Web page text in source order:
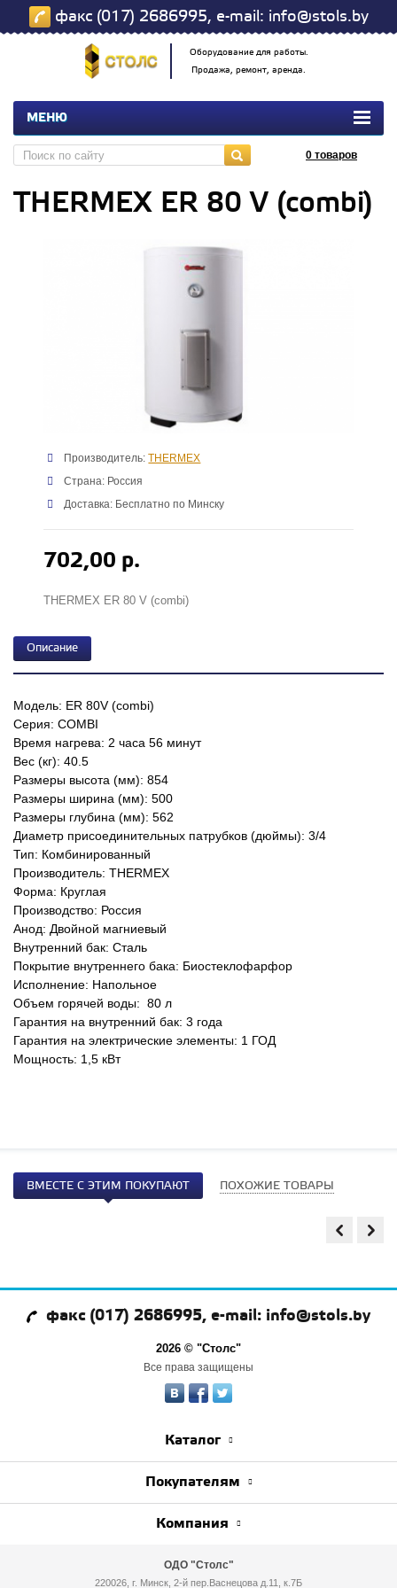
факс (017) 2686995, e-mail: info@stols.by
Оборудование для работы.
Продажа, ремонт, аренда.
МЕНЮ
0 товаров
THERMEX ER 80 V (combi)
Производитель:THERMEX
Страна: Россия
Доставка: Бесплатно по Минску
702,00 р.
THERMEX ER 80 V (combi)
Описание
Модель: ER 80V (combi)
Серия: COMBI
Время нагрева: 2 часа 56 минут
Вес (кг): 40.5
Размеры высота (мм): 854
Размеры ширина (мм): 500
Размеры глубина (мм): 562
Диаметр присоединительных патрубков (дюймы): 3/4
Тип: Комбинированный
Производитель: THERMEX
Форма: Круглая
Производство: Россия
Анод: Двойной магниевый
Внутренний бак: Сталь
Покрытие внутреннего бака: Биостеклофарфор
Исполнение: Напольное
Объем горячей воды: 80 л
Гарантия на внутренний бак: 3 года
Гарантия на электрические элементы: 1 ГОД
Мощность: 1,5 кВт
ВМЕСТЕ С ЭТИМ ПОКУПАЮТ ПОХОЖИЕ ТОВАРЫ
факс (017) 2686995, e-mail: info@stols.by
2026 © "Столс"
Все права защищены
Каталог
Покупателям
Компания
ОДО "Столс"
220026, г. Минск, 2-й пер.Васнецова д.11, к.7Б